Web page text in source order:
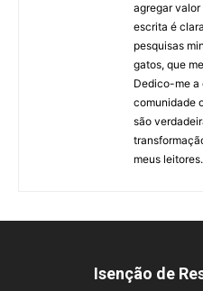
agregar valor
escrita é
pesquisas
gatos, que
Dedico-me a
comunidade
são
meus leitores.
Isenção de